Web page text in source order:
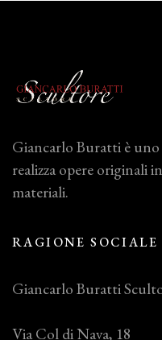
Giancarlo Buratti è
realizza opere originali
materiali.
RAGIONE SOCIALE
Giancarlo Buratti
Via Col di Nava, 18